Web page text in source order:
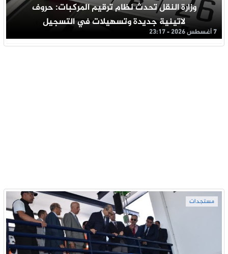
وزارة النقل تحدث نظام ترقيم المركبات: حروف
لاتينية جديدة وتسهيلات في التسجيل
7 أغسطس 2026 - 23:17
مستجدات